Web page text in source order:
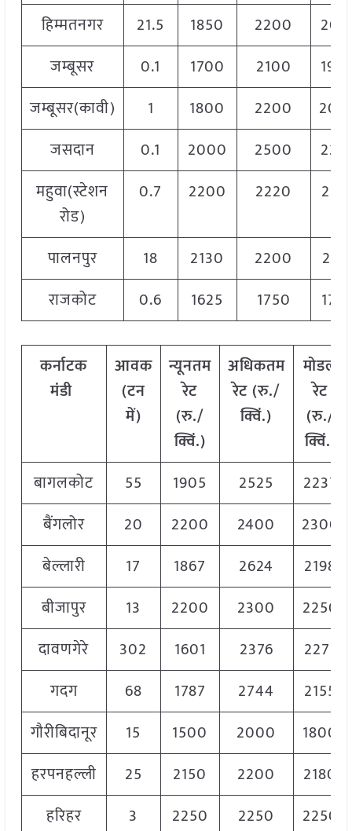
हिम्मतनगर
21.5 1850 2200
जम्बूसर
0.1 1700 2100
जम्बूसर(कावी)
1 1800 2200
जसदान
0.1 2000 2500
महुवा(स्टेशन
रोड)
0.7 2200 2220
पालनपुर 18 2130 2200
राजकोट
0.6 1625 1750
कर्नाटक
मंडी
आवक
(टन
में)
न्यूनतम
रेट
(रु./
क्विं.)
अधिकतम
रेट (रु./
क्विं.)
मोडल
रेट
(रु./
क्विं.)
बागलकोट
55 1905 2525
2237
बैंगलोर
20 2200 2400
2300
बेल्लारी
17 1867 2624
2198
बीजापुर
13 2200 2300
2250
दावणगेरे
302 1601 2376
2271
गदग
68 1787 2744
2155
गौरीबिदानूर
15 1500 2000
1800
हरपनहल्ली
25 2150 2200
2180
हरिहर
3 2250 2250
2250